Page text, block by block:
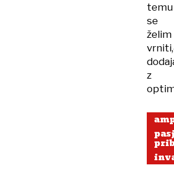
temu
se
želim
z